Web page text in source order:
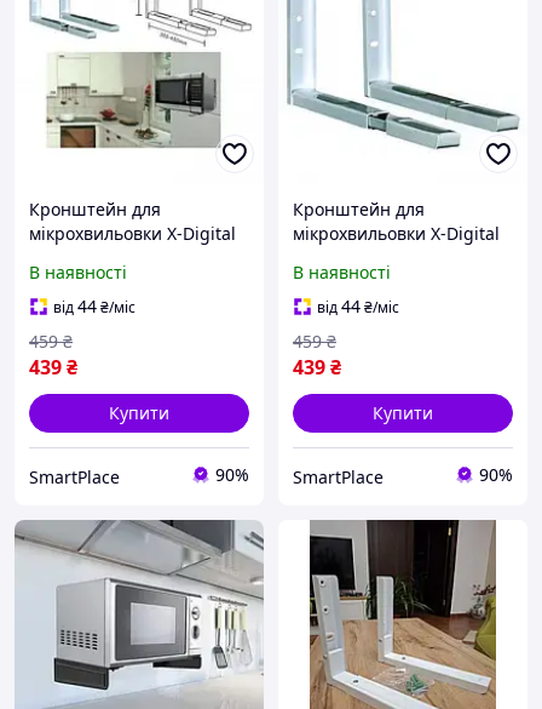
Кронштейн для
мікрохвильовки X-Digital
В наявності
від44₴/міс
439₴
459 ₴
Купити
SmartPlace 90%
Кронштейн для
мікрохвильовки X-Digital
В наявності
від44₴/міс
439₴
459 ₴
Купити
SmartPlace 90%